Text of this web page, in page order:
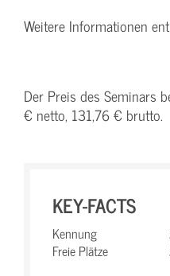
Weitere Informationen
Der Preis des Seminars
€ netto, 131,76 € brutto.
KEY-FACTS
Kennung
Freie Plätze